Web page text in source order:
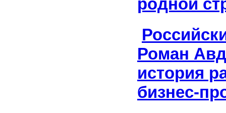
родной
Роман
история
бизнес-